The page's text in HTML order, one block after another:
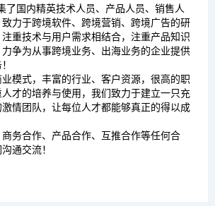
了国内精英技术人员、产品人员、销售人
力于跨境软件、跨境营销、跨境广告的研
重技术与用户需求相结合，注重产品知识
争为从事跨境业务、出海业务的企业提供
模式，丰富的行业、客户资源，很高的职
才的培养与使用，我们致力于建立一只充
情团队，让每位人才都能够真正的得以成
务合作、产品合作、互推合作等任何合
通交流！